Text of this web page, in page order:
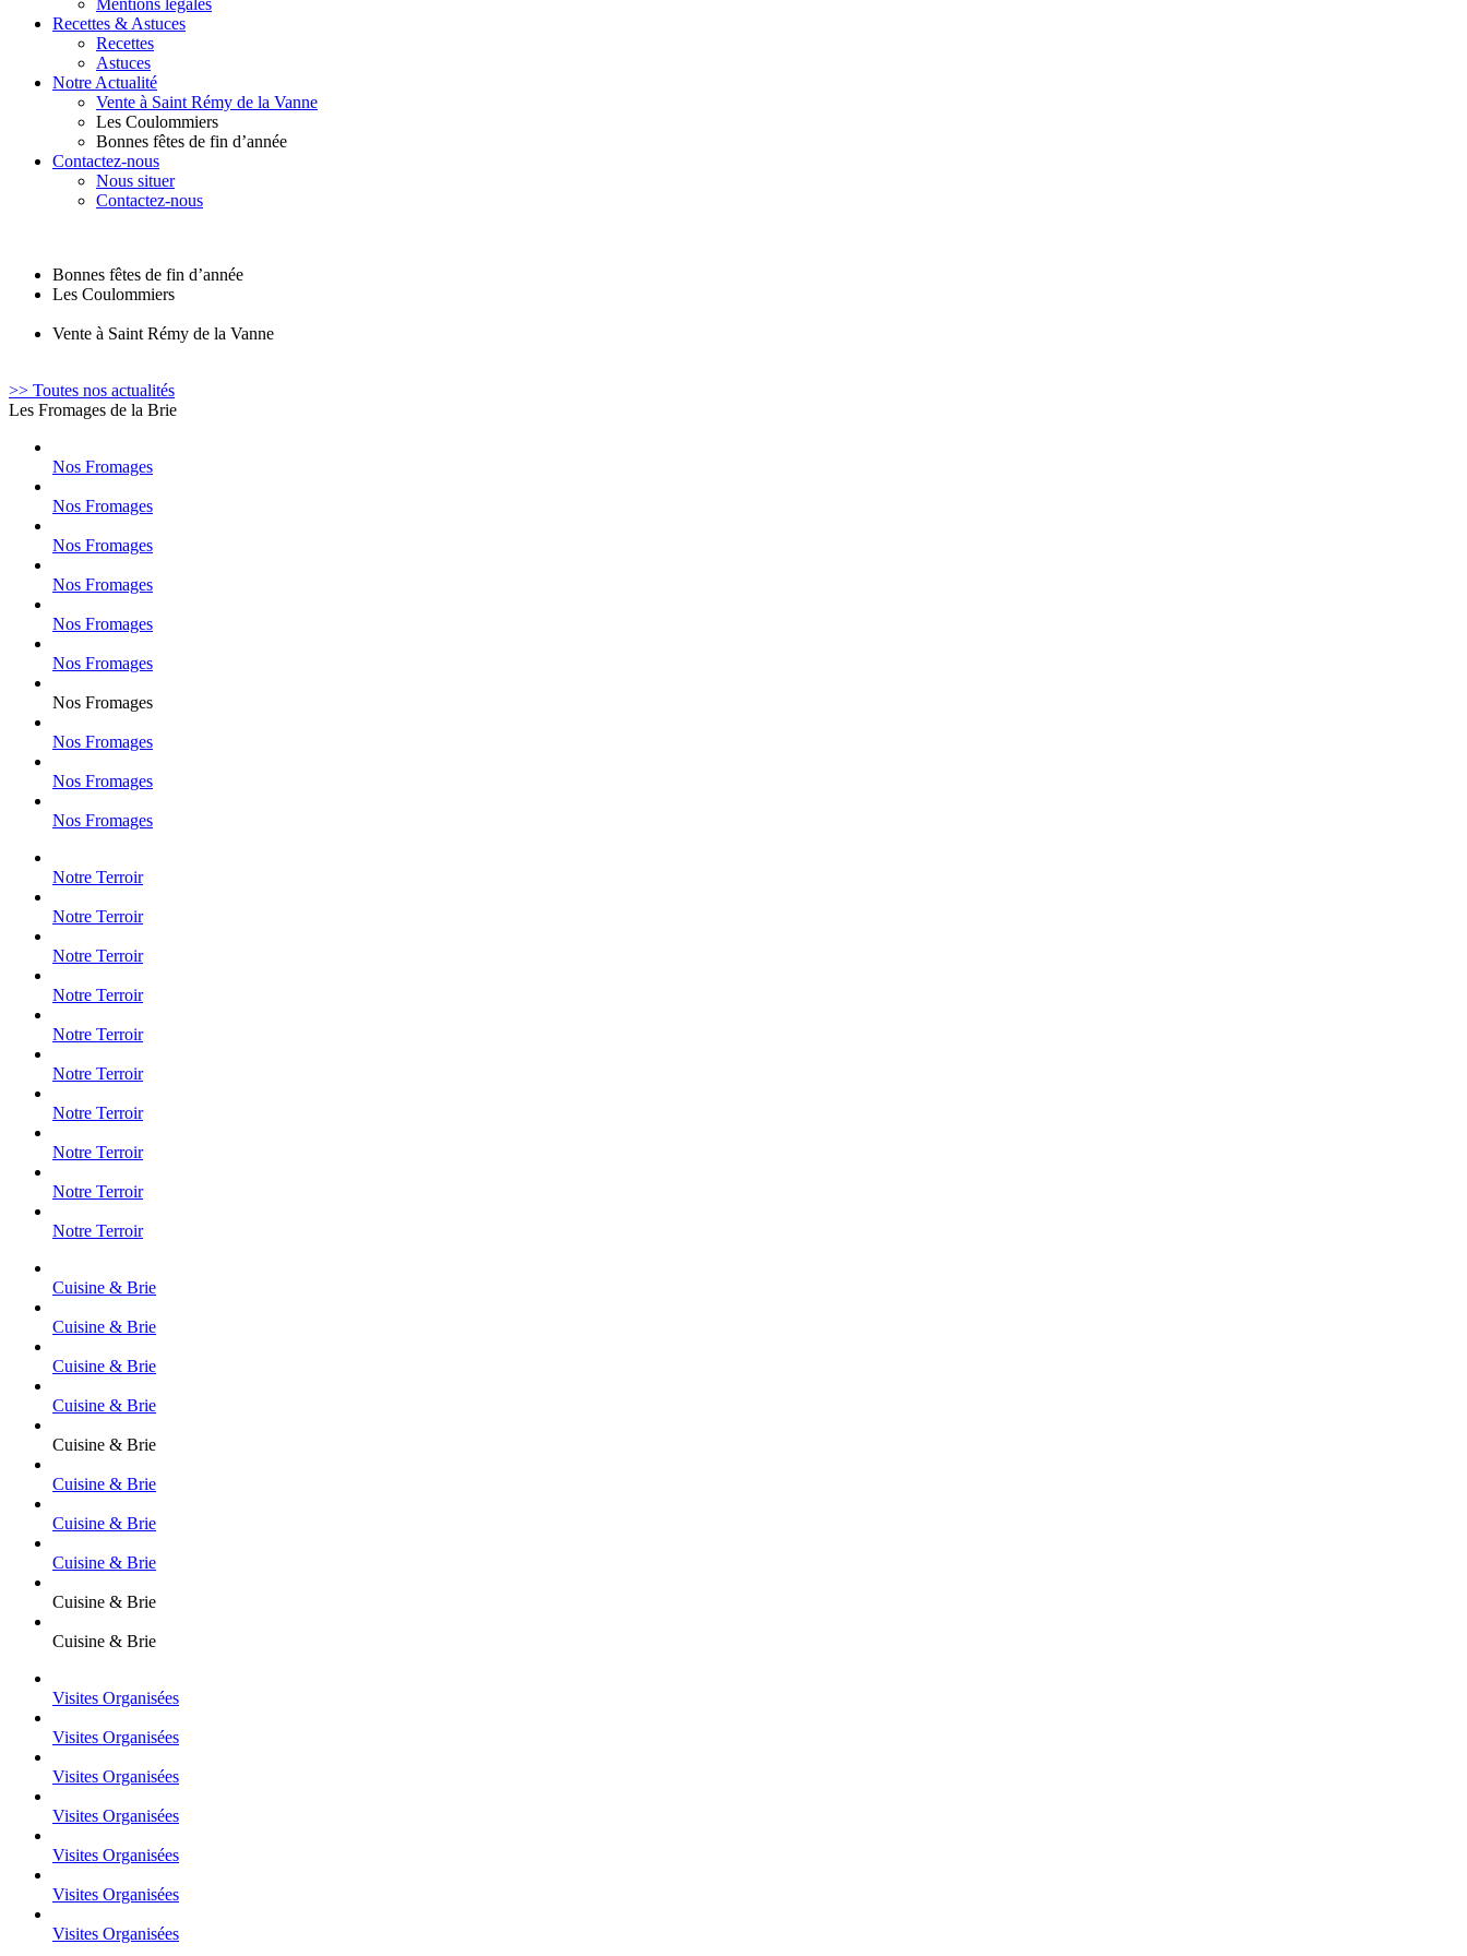
Mentions légales
Recettes & Astuces
Recettes
Astuces
Notre Actualité
Vente à Saint Rémy de la Vanne
Les Coulommiers
Bonnes fêtes de fin d’année
Contactez-nous
Nous situer
Contactez-nous
Bonnes fêtes de fin d’année
Les Coulommiers
Vente à Saint Rémy de la Vanne
>> Toutes nos actualités
Les Fromages de la Brie
Nos Fromages
Nos Fromages
Nos Fromages
Nos Fromages
Nos Fromages
Nos Fromages
Nos Fromages
Nos Fromages
Nos Fromages
Nos Fromages
Notre Terroir
Notre Terroir
Notre Terroir
Notre Terroir
Notre Terroir
Notre Terroir
Notre Terroir
Notre Terroir
Notre Terroir
Notre Terroir
Cuisine & Brie
Cuisine & Brie
Cuisine & Brie
Cuisine & Brie
Cuisine & Brie
Cuisine & Brie
Cuisine & Brie
Cuisine & Brie
Cuisine & Brie
Cuisine & Brie
Visites Organisées
Visites Organisées
Visites Organisées
Visites Organisées
Visites Organisées
Visites Organisées
Visites Organisées